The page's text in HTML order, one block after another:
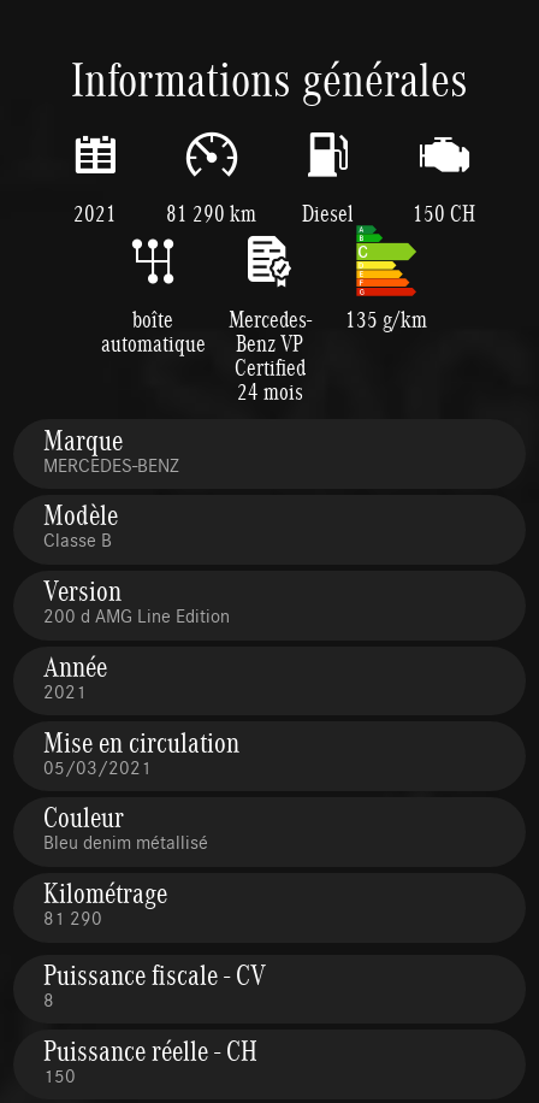
Informations générales
2021 81 290 km Diesel 150 CH
boîte
automatique
Mercedes-
Benz VP
Certified
24 mois
135 g/km
Marque
MERCEDES-BENZ
Modèle
Classe B
Version
200 d AMG Line Edition
Année
2021
Mise en circulation
05/03/2021
Couleur
Bleu denim métallisé
Kilométrage
81 290
Puissance fiscale - CV
8
Puissance réelle - CH
150